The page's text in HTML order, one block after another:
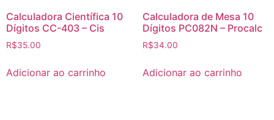
Calculadora Científica 10
Dígitos CC-403 – Cis
R$35.00
Adicionar ao carrinho
Calculadora de Mesa 10
Dígitos PC082N – Procalc
R$34.00
Adicionar ao carrinho